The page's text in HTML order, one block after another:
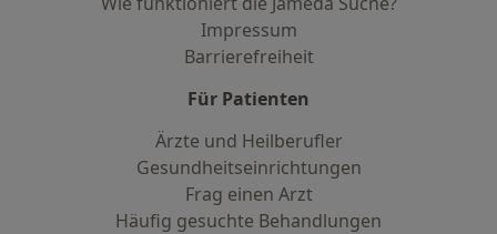
Impressum
Barrierefreiheit
Für Patienten
Ärzte und Heilberufler
Gesundheitseinrichtungen
Frag einen Arzt
Häufig gesuchte Behandlungen